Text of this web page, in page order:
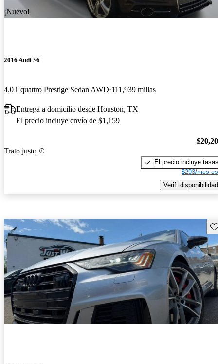
¡Nuevo!
2016 Audi S6
4.0T quattro Prestige Sedan AWD 111,939 millas
Entrega a domicilio desde Houston, TX
El precio incluye envío de $1,159
Trato justo
El precio incluye tasas
$293/mes
Verif. disponibilidad